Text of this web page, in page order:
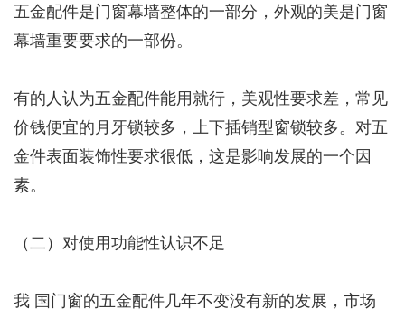
五金配件是门窗幕墙整体的一部分，外观的美是门窗
幕墙重要要求的一部份。
有的人认为五金配件能用就行，美观性要求差，常见
价钱便宜的月牙锁较多，上下插销型窗锁较多。对五
金件表面装饰性要求很低，这是影响发展的一个因
素。
（二）对使用功能性认识不足
我 国门窗的五金配件几年不变没有新的发展，市场